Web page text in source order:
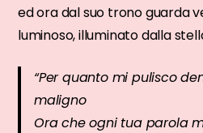
ed ora dal suo trono guarda
luminoso, illuminato dalla
“Per quanto mi pulisco
maligno
Ora che ogni tua parola